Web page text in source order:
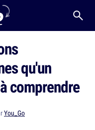
qu'un
comprendre
You_Go